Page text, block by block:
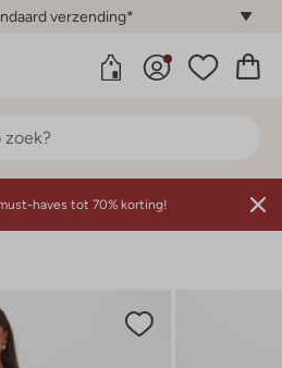
verzending*
haves tot 70% korting!